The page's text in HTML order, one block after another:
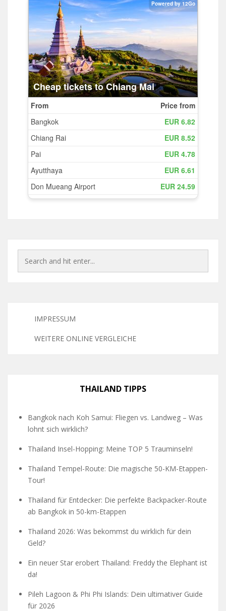
IMPRESSUM
WEITERE ONLINE VERGLEICHE
THAILAND TIPPS
Bangkok nach Koh Samui: Fliegen vs. Landweg – Was
lohnt sich wirklich?
Thailand Insel-Hopping: Meine TOP 5 Trauminseln!
Thailand Tempel-Route: Die magische 50-KM-Etappen-
Tour!
Thailand für Entdecker: Die perfekte Backpacker-Route
ab Bangkok in 50-km-Etappen
Thailand 2026: Was bekommst du wirklich für dein
Geld?
Ein neuer Star erobert Thailand: Freddy the Elephant ist
da!
Pileh Lagoon & Phi Phi Islands: Dein ultimativer Guide
für 2026